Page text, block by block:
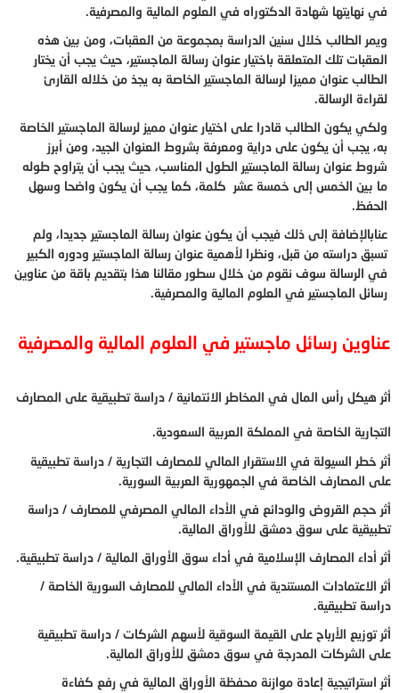
في نهايتها شهادة الدكتوراه في العلوم المالية والمصرفية.
ويمر الطالب خلال سنين الدراسة بمجموعة من العقبات، ومن بين هذه
العقبات تلك المتعلقة باختيار عنوان رسالة الماجستير، حيث يجب أن يختار
الطالب عنوان مميزا لرسالة الماجستير الخاصة به يجذ من خلاله القارئ
لقراءة الرسالة.
ولكي يكون الطالب قادرا على اختيار عنوان مميز لرسالة الماجستير الخاصة
به، يجب أن يكون على دراية ومعرفة بشروط العنوان الجيد، ومن أبرز
شروط عنوان رسالة الماجستير الطول المناسب، حيث يجب أن يتراوح طوله
ما بين الخمس إلى خمسة عشر كلمة، كما يجب أن يكون واضحا وسهل
الحفظ.
عنابالإضافة إلى ذلك فيجب أن يكون عنوان رسالة الماجستير جديدا، ولم
تسبق دراسته من قبل، ونظرا لأهمية عنوان رسالة الماجستير ودوره الكبير
في الرسالة سوف نقوم من خلال سطور مقالنا هذا بتقديم باقة من عناوين
رسائل الماجستير في العلوم المالية والمصرفية.
عناوين رسائل ماجستير في العلوم المالية والمصرفية
أثر هيكل رأس المال في المخاطر الائتمانية / دراسة تطبيقية على المصارف
التجارية الخاصة في المملكة العربية السعودية.
أثر خطر السيولة في الاستقرار المالي للمصارف التجارية / دراسة تطبيقية
على المصارف الخاصة في الجمهورية العربية السورية.
أثر حجم القروض والودائع في الأداء المالي المصرفي للمصارف / دراسة
تطبيقية على سوق دمشق للأوراق المالية.
أثر أداء المصارف الإسلامية في أداء سوق الأوراق المالية / دراسة تطبيقية.
أثر الاعتمادات المستندية في الأداء المالي للمصارف السورية الخاصة /
دراسة تطبيقية.
أثر توزيع الأرباح على القيمة السوقية لأسهم الشركات / دراسة تطبيقية
على الشركات المدرجة في سوق دمشق للأوراق المالية.
أثر استراتيجية إعادة موازنة محفظة الأوراق المالية في رفع كفاءة